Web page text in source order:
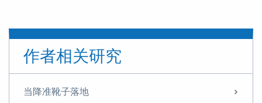
作者相关研究
当降准靴子落地